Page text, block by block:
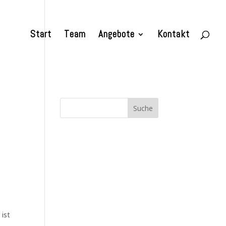
Start Team Angebote Kontakt
ist